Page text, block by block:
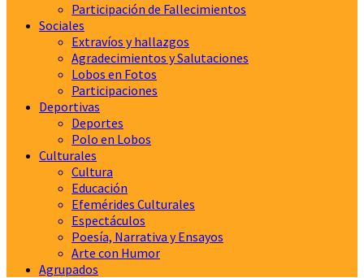
Participación de Fallecimientos
Sociales
Extravíos y hallazgos
Agradecimientos y Salutaciones
Lobos en Fotos
Participaciones
Deportivas
Deportes
Polo en Lobos
Culturales
Cultura
Educación
Efemérides Culturales
Espectáculos
Poesía, Narrativa y Ensayos
Arte con Humor
Agrupados